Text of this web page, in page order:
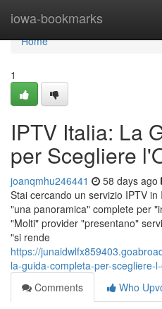
iowa-bookmarks
Home
Home
1
IPTV Italia: La
per Scegliere
joanqmhu246441 58 days ago
Stai cercando un servizio IPTV
"una panoramica" complete per
"Molti" provider "presentano"
"si rende
https://
la-guida-completa-per-scegliere-
Comments
Who